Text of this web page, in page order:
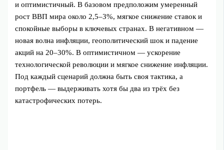
и оптимистичный. В базовом предположим умеренный
рост ВВП мира около 2,5–3%, мягкое снижение ставок и
спокойные выборы в ключевых странах. В негативном —
новая волна инфляции, геополитический шок и падение
акций на 20–30%. В оптимистичном — ускорение
технологической революции и мягкое снижение инфляции.
Под каждый сценарий должна быть своя тактика, а
портфель — выдерживать хотя бы два из трёх без
катастрофических потерь.